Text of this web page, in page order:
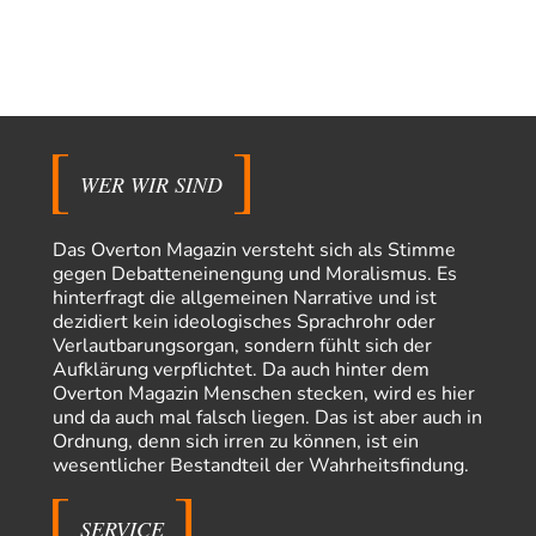
Und Wassermangel gibt es in Wien NICHT!!! Wien hat nach wie vor
genug ausgezeichnetes Wasser,…
Michael
CSD-Anschlag: Amri 2.0?
Der offensichtlichste Elefant im Raum, den keiner erwähnt: Alle
Eingänge zum Tiergarten waren gesperrt, Nur…
Peter Zobelvor 17 Stunden zu:
Absurde Debatte um Ceuta-„Invasion“ durch Marokko
vertieft EU-Spaltung
Man braucht in Deutschland nur etwas halbwegs vernünftiges zuvsagen
und man landet suf der Zionisten-Abschussliste.
Thomasvor 17 Stunden zu:
Die Westbank in New York
Danke, diese Verdrehung war mir auch gleich sauer aufgestoßen...... - die
WER WIR SIND
Das Overton Magazin versteht sich als Stimme
gegen Debatteneinengung und Moralismus. Es
hinterfragt die allgemeinen Narrative und ist
dezidiert kein ideologisches Sprachrohr oder
Verlautbarungsorgan, sondern fühlt sich der
Aufklärung verpflichtet. Da auch hinter dem
Overton Magazin Menschen stecken, wird es hier
und da auch mal falsch liegen. Das ist aber auch in
Ordnung, denn sich irren zu können, ist ein
wesentlicher Bestandteil der Wahrheitsfindung.
SERVICE